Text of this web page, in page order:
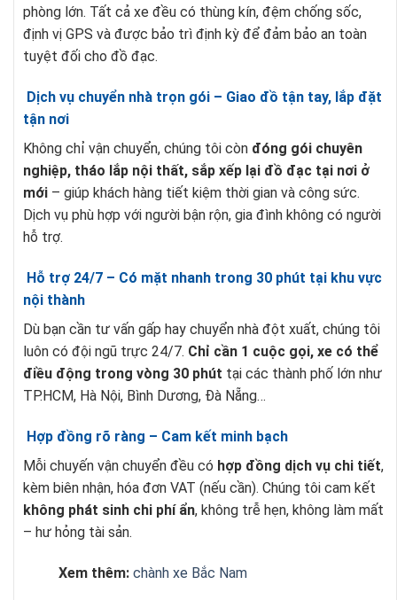
phòng lớn. Tất cả xe đều có thùng kín, đệm chống sốc,
định vị GPS và được bảo trì định kỳ để đảm bảo an toàn
tuyệt đối cho đồ đạc.
Dịch vụ chuyển nhà trọn gói – Giao đồ tận tay, lắp đặt
tận nơi
Không chỉ vận chuyển, chúng tôi còn đóng gói chuyên
nghiệp, tháo lắp nội thất, sắp xếp lại đồ đạc tại nơi ở
mới – giúp khách hàng tiết kiệm thời gian và công sức.
Dịch vụ phù hợp với người bận rộn, gia đình không có người
hỗ trợ.
Hỗ trợ 24/7 – Có mặt nhanh trong 30 phút tại khu vực
nội thành
Dù bạn cần tư vấn gấp hay chuyển nhà đột xuất, chúng tôi
luôn có đội ngũ trực 24/7. Chỉ cần 1 cuộc gọi, xe có thể
điều động trong vòng 30 phút tại các thành phố lớn như
TP.HCM, Hà Nội, Bình Dương, Đà Nẵng…
Hợp đồng rõ ràng – Cam kết minh bạch
Mỗi chuyến vận chuyển đều có hợp đồng dịch vụ chi tiết,
kèm biên nhận, hóa đơn VAT (nếu cần). Chúng tôi cam kết
không phát sinh chi phí ẩn, không trễ hẹn, không làm mất
– hư hỏng tài sản.
Xem thêm: chành xe Bắc Nam